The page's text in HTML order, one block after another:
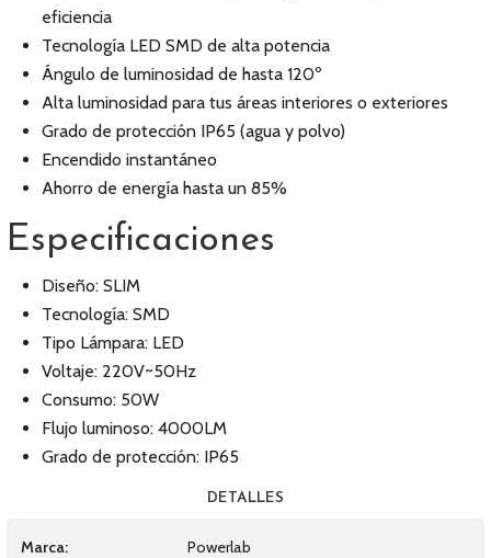
eficiencia
Tecnología LED SMD de alta potencia
Ángulo de luminosidad de hasta 120º
Alta luminosidad para tus áreas interiores o exteriores
Grado de protección IP65 (agua y polvo)
Encendido instantáneo
Ahorro de energía hasta un 85%
Especificaciones
Diseño: SLIM
Tecnología: SMD
Tipo Lámpara: LED
Voltaje: 220V~50Hz
Consumo: 50W
Flujo luminoso: 4000LM
Grado de protección: IP65
DETALLES
Marca: Powerlab